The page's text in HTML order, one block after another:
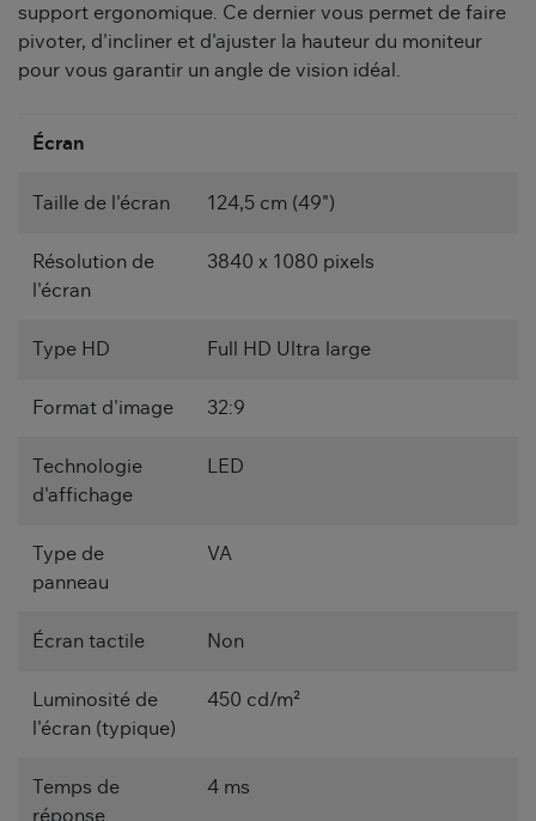
support ergonomique. Ce dernier vous permet de faire
pivoter, d'incliner et d'ajuster la hauteur du moniteur
pour vous garantir un angle de vision idéal.
Écran
Taille de l'écran 124,5 cm (49")
Résolution de
l'écran
3840 x 1080 pixels
Type HD Full HD Ultra large
Format d'image 32:9
Technologie
d'affichage
LED
Type de
panneau
VA
Écran tactile Non
Luminosité de
l'écran (typique)
450 cd/m²
Temps de
réponse
4 ms